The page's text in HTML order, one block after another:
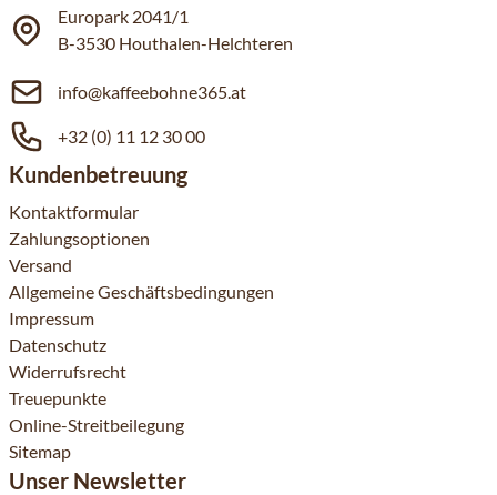
Europark 2041/1
B-3530 Houthalen-Helchteren
info@kaffeebohne365.at
+32 (0) 11 12 30 00
Kundenbetreuung
Kontaktformular
Zahlungsoptionen
Versand
Allgemeine Geschäftsbedingungen
Impressum
Datenschutz
Widerrufsrecht
Treuepunkte
Online-Streitbeilegung
Sitemap
Unser Newsletter